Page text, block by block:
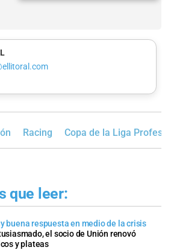
Racing Copa de la Liga
que leer:
buena respuesta en medio de la crisis
el socio de Unión renovó
y plateas